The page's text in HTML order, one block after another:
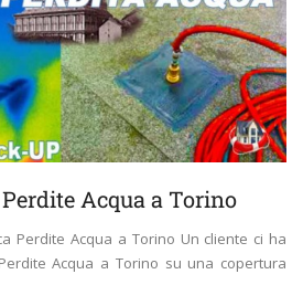
Acqua a Torino
Perdite Acqua a Torino Un cliente ci ha
Acqua a Torino su una copertura